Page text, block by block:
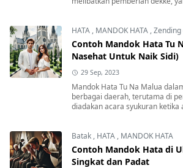
HATA , MANDOK HATA ,
Contoh Mandok Hata Tu
Nasehat Untuk Naik Sidi)
29 Sep, 2023
Mandok Hata Tu Na Malua
berbagai daerah, terutama di
diadakan acara syukuran ketika
Batak , HATA , MANDOK HATA
Contoh Mandok Hata di
Singkat dan Padat